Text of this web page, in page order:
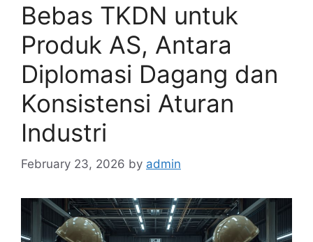
Bebas TKDN untuk
Produk AS, Antara
Diplomasi Dagang dan
Konsistensi Aturan
Industri
February 23, 2026 by admin